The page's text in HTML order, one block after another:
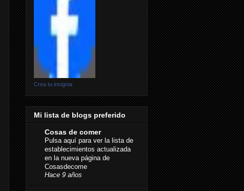
Crea tu insignia
Mi lista de blogs preferido
Cosas de comer
Pulsa aquí para ver la lista de
establecimientos actualizada
en la nueva página de
Cosasdecome
Hace 9 años